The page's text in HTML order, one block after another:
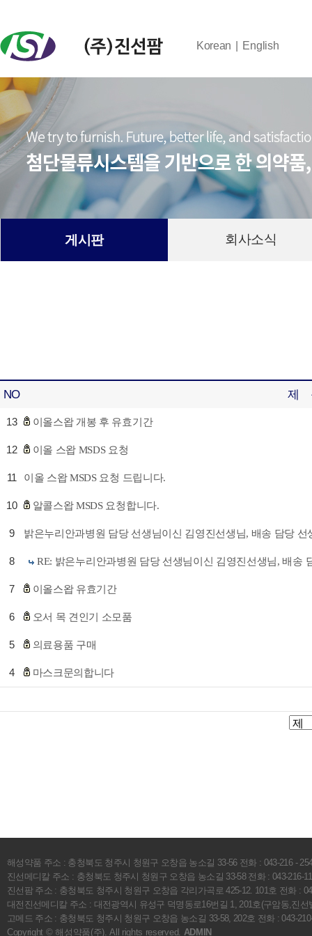
Korean English
게시판 회사소식
NO 제
13 이올스왑 개봉 후 유효기간
12 이올 스왑 MSDS 요청
11 이올 스왑 MSDS 요청 드립니다.
10 알콜스왑 MSDS 요청합니다.
9 밝은누리안과병원 담당 선생님이신 김영진선생님, 배송 담당 선
8 RE: 밝은누리안과병원 담당 선생님이신 김영진선생님, 배송
7 이올스왑 유효기간
6 오서 목 견인기 소모품
5 의료용품 구매
4 마스크문의합니다
해성약품 주소 : 충청북도 청주시 청원구 오창읍 농소길 33-56 전화 : 043-216 -
진선메디칼 주소 : 충청북도 청주시 청원구 오창읍 농소길 33-58 전화 : 043-216-
진선팜 주소 : 충청북도 청주시 청원구 오창읍 각리가곡로 425-12. 101호 전화 :
대전진선메디칼 주소 : 대전광역시 유성구 덕명동로16번길 1, 201호(구암동,진
고메드 주소 : 충청북도 청주시 청원구 오창읍 농소길 33-58, 202호 전화 : 043-
Copyright © 해성약품(주). All rights reserved. ADMIN